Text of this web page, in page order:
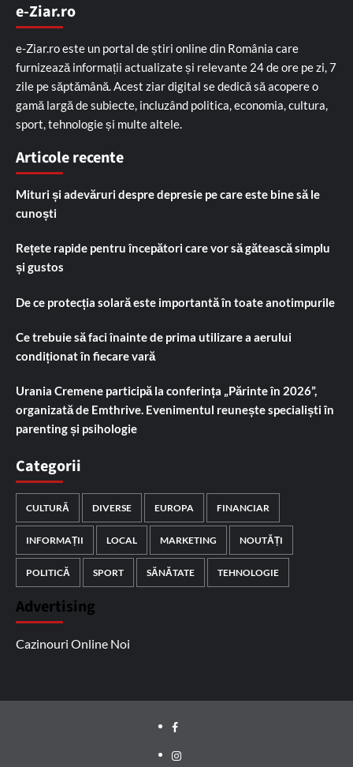
e-Ziar.ro
e-Ziar.ro este un portal de știri online din România care
furnizează informații actualizate și relevante 24 de ore pe zi, 7
zile pe săptămână. Acest ziar digital se dedică să acopere o
gamă largă de subiecte, incluzând politica, economia, cultura,
sport, tehnologie și multe altele.
Articole recente
Mituri și adevăruri despre depresie pe care este bine să le
cunoști
Rețete rapide pentru începători care vor să gătească simplu
și gustos
De ce protecția solară este importantă în toate anotimpurile
Ce trebuie să faci înainte de prima utilizare a aerului
condiționat în fiecare vară
Urania Cremene participă la conferința „Părinte în 2026”,
organizată de Emthrive. Evenimentul reunește specialiști în
parenting și psihologie
Categorii
CULTURĂ DIVERSE EUROPA FINANCIAR
INFORMAȚII LOCAL MARKETING NOUTĂȚI
POLITICĂ SPORT SĂNĂTATE TEHNOLOGIE
Advertising
Cazinouri Online Noi
Facebook
Instagram